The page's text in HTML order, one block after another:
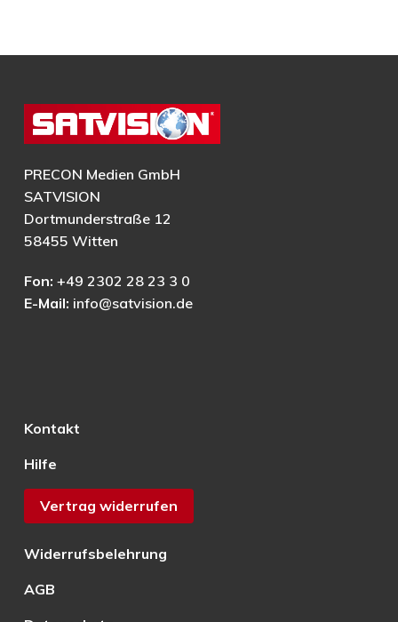
PRECON Medien GmbH
SATVISION
Dortmunderstraße 12
58455 Witten
Fon: +49 2302 28 23 3 0
E-Mail: info@satvision.de
Kontakt
Hilfe
Vertrag widerrufen
Widerrufsbelehrung
AGB